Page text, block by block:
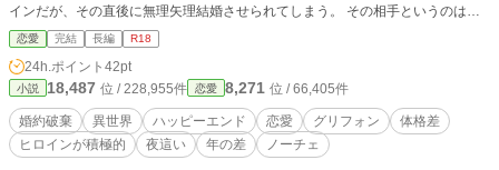
インだが、その直後に無理矢理結婚させられてしまう。 その相手というのは、
ダスティン・マクドゥーガル辺境伯。 グリフォン騎士団を率いる英雄で、エメ
ラインの初恋の相手だった。 Ｒ18は予告なくはいります。 毎日８時と20時に更
新します。 ムーンライトにも投稿してあります。
恋愛 完結 長編 R18
24h.ポイント 42pt
小説 18,487 位 / 228,955件 恋愛 8,271 位 / 66,405件
婚約破棄 異世界 ハッピーエンド 恋愛 グリフォン
体格差
ヒロインが積極的
夜這い 年の差 ノーチェ